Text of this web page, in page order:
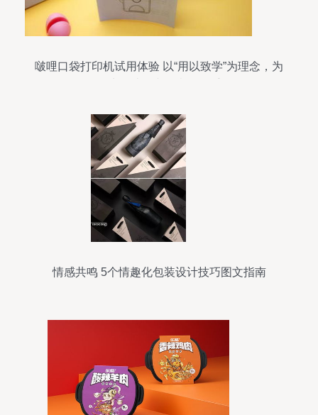
啵哩口袋打印机试用体验 以“用以致学”为理念，为
情感共鸣 5个情趣化包装设计技巧图文指南